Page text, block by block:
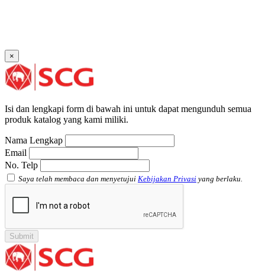
Plug SCG AW
Shinkolite
Atap Akrilik Shinkolite Shade
×
Isi dan lengkapi form di bawah ini untuk dapat mengunduh semua
produk katalog yang kami miliki.
Nama Lengkap
Email
No. Telp
Saya telah membaca dan menyetujui Kebijakan Privasi yang berlaku.